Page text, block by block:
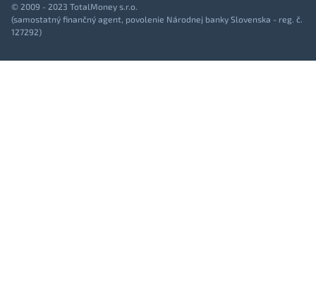
© 2009 - 2023 TotalMoney s.r.o.
(samostatný finančný agent, povolenie Národnej banky Slovenska - reg. č.
127292)